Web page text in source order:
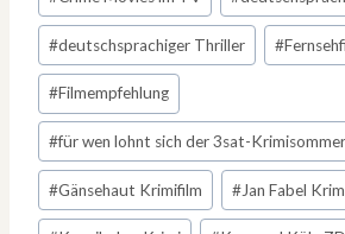
#deutschsprachiger Thriller #
#Filmempfehlung
#für wen lohnt sich der 3sat-
#Gänsehaut Krimifilm #Jan Fabel